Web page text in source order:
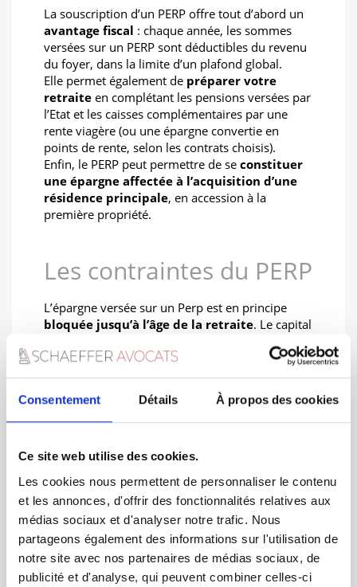
Consentement Détails À propos des cookies
Ce site web utilise des cookies.
Les cookies nous permettent de personnaliser le contenu
et les annonces, d'offrir des fonctionnalités relatives aux
médias sociaux et d'analyser notre trafic. Nous
partageons également des informations sur l'utilisation de
notre site avec nos partenaires de médias sociaux, de
publicité et d'analyse, qui peuvent combiner celles-ci
La souscription d’un PERP offre tout d’abord un
avantage fiscal : chaque année, les sommes
versées sur un PERP sont déductibles du revenu
du foyer, dans la limite d’un plafond global.
Elle permet également de préparer votre
retraite en complétant les pensions versées par
l’Etat et les caisses complémentaires par une
rente viagère (ou une épargne convertie en
points de rente, selon les contrats choisis).
Enfin, le PERP peut permettre de se constituer
une épargne affectée à l’acquisition d’une
résidence principale, en accession à la
première propriété.
Les contraintes du PERP
L’épargne versée sur un Perp est en principe
bloquée jusqu’à l’âge de la retraite. Le capital
rente.
D’autre part, si l’avantage fiscal a lieu à l’entrée,
après le départ à la retraite, en revanche, la rente
viagère est soumise à l’impôt sur le revenu.
clôture du capital
Danscertains cas exceptionnels, il peut être
possible de récupérer son épargne de façon
anticipée : invalidité, décès du conjoint, fin de
droits aux allocations chômage, liquidation
judiciaires, voire surendettement…